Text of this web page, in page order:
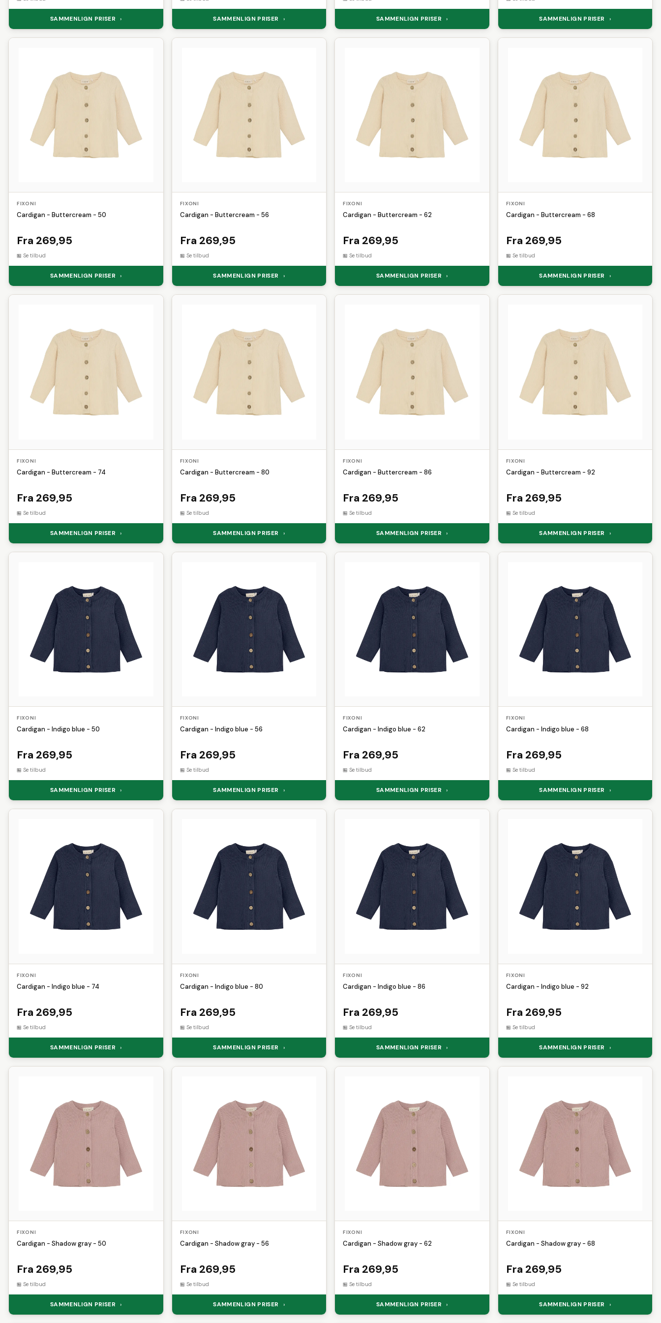
SAMMENLIGN PRISER › SAMMENLIGN PRISER › SAMMENLIGN PRISER › SAMMENLIGN PRISER ›
FIXONI
Cardigan - Buttercream - 50
Fra 269,95
Se tilbud
SAMMENLIGN PRISER ›
FIXONI
Cardigan - Buttercream - 56
Fra 269,95
Se tilbud
SAMMENLIGN PRISER ›
FIXONI
Cardigan - Buttercream - 62
Fra 269,95
Se tilbud
SAMMENLIGN PRISER ›
FIXONI
Cardigan - Buttercream - 68
Fra 269,95
Se tilbud
SAMMENLIGN PRISER ›
FIXONI
Cardigan - Buttercream - 74
Fra 269,95
Se tilbud
SAMMENLIGN PRISER ›
FIXONI
Cardigan - Buttercream - 80
Fra 269,95
Se tilbud
SAMMENLIGN PRISER ›
FIXONI
Cardigan - Buttercream - 86
Fra 269,95
Se tilbud
SAMMENLIGN PRISER ›
FIXONI
Cardigan - Buttercream - 92
Fra 269,95
Se tilbud
SAMMENLIGN PRISER ›
FIXONI
Cardigan - Indigo blue - 50
Fra 269,95
Se tilbud
SAMMENLIGN PRISER ›
FIXONI
Cardigan - Indigo blue - 56
Fra 269,95
Se tilbud
SAMMENLIGN PRISER ›
FIXONI
Cardigan - Indigo blue - 62
Fra 269,95
Se tilbud
SAMMENLIGN PRISER ›
FIXONI
Cardigan - Indigo blue - 68
Fra 269,95
Se tilbud
SAMMENLIGN PRISER ›
FIXONI
Cardigan - Indigo blue - 74
Fra 269,95
Se tilbud
SAMMENLIGN PRISER ›
FIXONI
Cardigan - Indigo blue - 80
Fra 269,95
Se tilbud
SAMMENLIGN PRISER ›
FIXONI
Cardigan - Indigo blue - 86
Fra 269,95
Se tilbud
SAMMENLIGN PRISER ›
FIXONI
Cardigan - Indigo blue - 92
Fra 269,95
Se tilbud
SAMMENLIGN PRISER ›
FIXONI
Cardigan - Shadow gray - 50
Fra 269,95
Se tilbud
SAMMENLIGN PRISER ›
FIXONI
Cardigan - Shadow gray - 56
Fra 269,95
Se tilbud
SAMMENLIGN PRISER ›
FIXONI
Cardigan - Shadow gray - 62
Fra 269,95
Se tilbud
SAMMENLIGN PRISER ›
FIXONI
Cardigan - Shadow gray - 68
Fra 269,95
Se tilbud
SAMMENLIGN PRISER ›